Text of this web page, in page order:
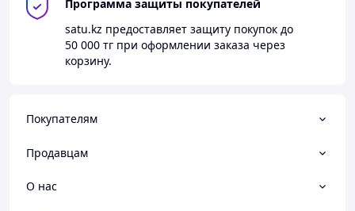
Программа защиты покупателей
satu.kz предоставляет защиту покупок до
50 000 тг при оформлении заказа через
корзину.
Покупателям
Продавцам
О нас